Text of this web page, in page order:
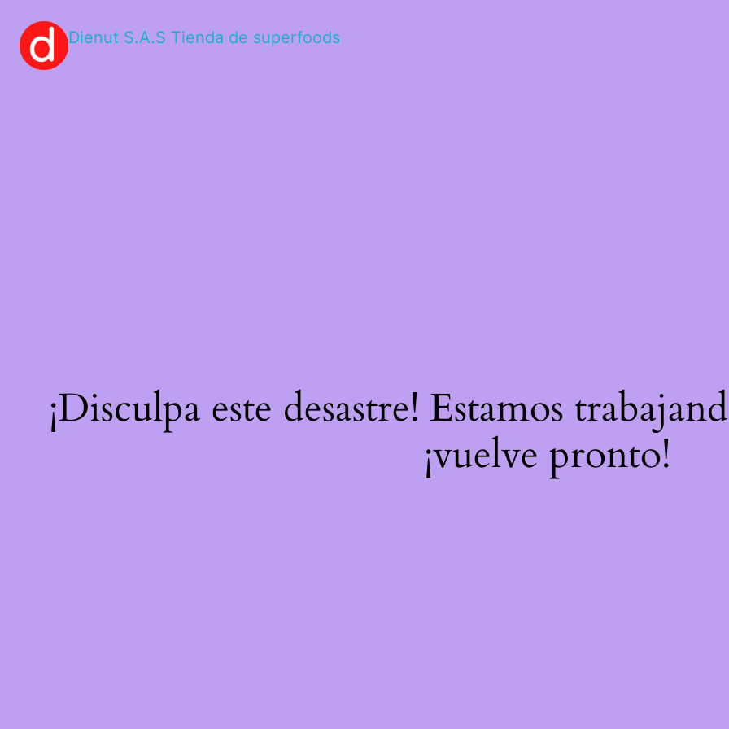
Dienut S.A.S Tienda de superfoods
¡Disculpa este desastre! Estamos
¡vuelve pronto!